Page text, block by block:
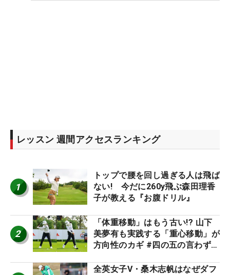
レッスン 週間アクセスランキング
1
トップで腰を回し過ぎる人は飛ば
ない! 今だに260y飛ぶ森田理香
子が教える『お腹ドリル』
2
「体重移動」はもう古い!? 山下
美夢有も実践する「重心移動」が
方向性のカギ #四の五の言わず振
全英女子V・桑木志帆はなぜダフ